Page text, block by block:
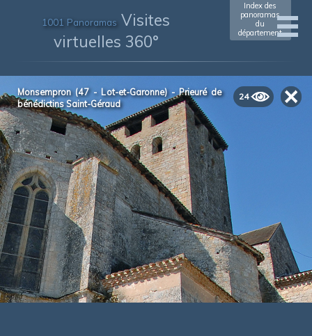
1001 Panoramas Visites
virtuelles 360°
Index des
panoramas
du
département
24
Monsempron (47 - Lot-et-Garonne) - Prieuré de
bénédictins Saint-Géraud